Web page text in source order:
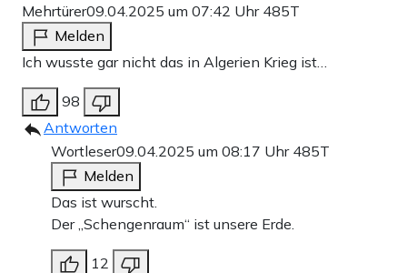
Mehrtürer09.04.2025 um 07:42 Uhr 485T
Melden
Ich wusste gar nicht das in Algerien Krieg ist…
98
Antworten
Wortleser09.04.2025 um 08:17 Uhr 485T
Melden
Das ist wurscht.
Der „Schengenraum“ ist unsere Erde.
12